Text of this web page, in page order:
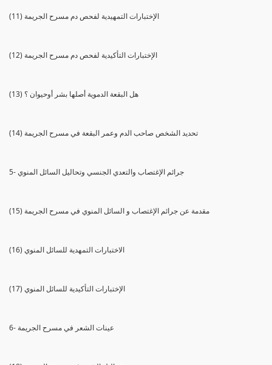
(11) الإختبارات التمهيدية لفحص دم مسرح الجريمة
(12) الإختبارات التأكيدية لفحص دم مسرح الجريمة
(13) هل البقعة الدموية أصلها بشر أوحيوان ؟
(14) تحديد الشخص صاحب الدم وعمر البقعة في مسرح الجريمة
5- جرائم الإغتصاب والتعدي الجنسي وتحاليل السائل المنوي
(15) مقدمة عن جرائم الإغتصاب و السائل المنوي في مسرح الجريمة
(16) الاختبارات التمهدية للسائل المنوي
(17) الإختبارات التأكيدية للسائل المنوي
6- عينات الشعر في مسرح الجريمة